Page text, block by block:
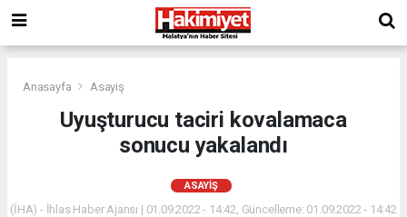
Anasayfa Asayiş
Uyuşturucu taciri kovalamaca
sonucu yakalandı
ASAYIŞ
(İHA) - İhlas Haber Ajansı | 01.09.2022 - 14:42, Güncelleme: 01.09.2022 - 14:42